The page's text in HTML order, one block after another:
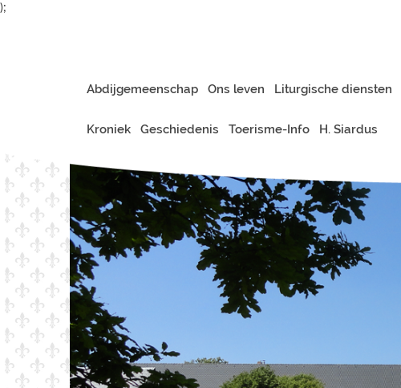
);
Abdijgemeenschap Ons leven Liturgische diensten
Kroniek Geschiedenis Toerisme-Info H. Siardus